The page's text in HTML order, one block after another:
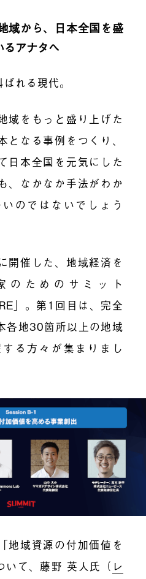
域から、日本全国を盛
るアナタへ
れる現代。
域をもっと盛り上げた
となる事例をつくり、
日本全国を元気にした
、なかなか手法がわか
のではないでしょう
開催した、地域経済を
のためのサミット
」。第1回目は、完全
各地30箇所以上の地域
る方々が集まりまし
地域資源の付加価値を
いて、 藤野 英人氏（ レ